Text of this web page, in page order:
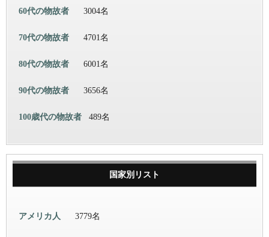
60代の物故者 3004名
70代の物故者 4701名
80代の物故者 6001名
90代の物故者 3656名
100歳代の物故者 489名
国家別リスト
アメリカ人 3779名